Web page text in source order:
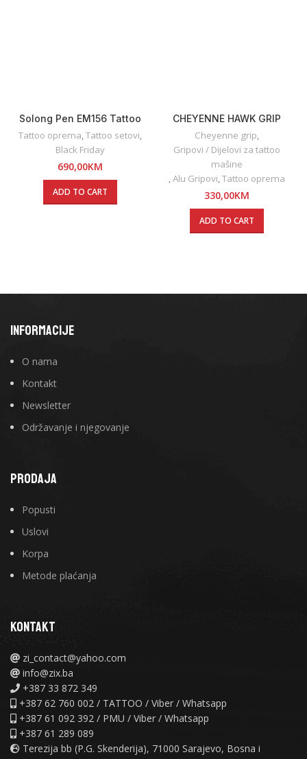
Solong Pen EM156 Tattoo
SET
Tattoo oprema Tattoo setovi
Black Friday
690,00KM
ADD TO CART
CHEYENNE HAWK GRIP
Cheyenne grip
Gripovi / Dijelovi za tattoo
mašine
Alu Gripovi Tattoo oprema
330,00KM
ADD TO CART
INFORMACIJE
O nama
Kontakt
Newsletter
Održavanje i njegovanje
PRODAJA
Popusti
Uslovi
Korpa
Metode plaćanja
KONTAKT
zi_contact@yahoo.com
info@zix.ba
+387 33 872 349
+387 62 760 002 / TATTOO / Viber / Whatsapp
+387 61 092 392 / PMU / Viber / Whatsapp
+387 61 289 089
Terezija bb (P.G. Skenderija), 71000 Sarajevo, Bosna i